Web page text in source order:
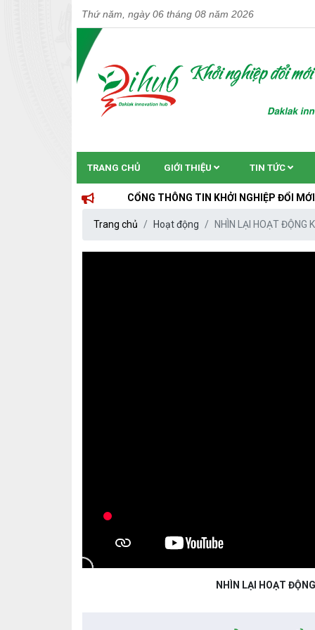
Thứ năm, ngày 06 tháng 08 năm 2026
TRANG CHỦ GIỚI THIỆU TIN TỨC
CỔNG THÔNG TIN KHỞI NGHIỆP ĐỔI MỚI SÁNG TẠO
Trang chủ Hoạt động NHÌN LẠI HOẠT ĐỘNG
NHÌN LẠI HOẠT